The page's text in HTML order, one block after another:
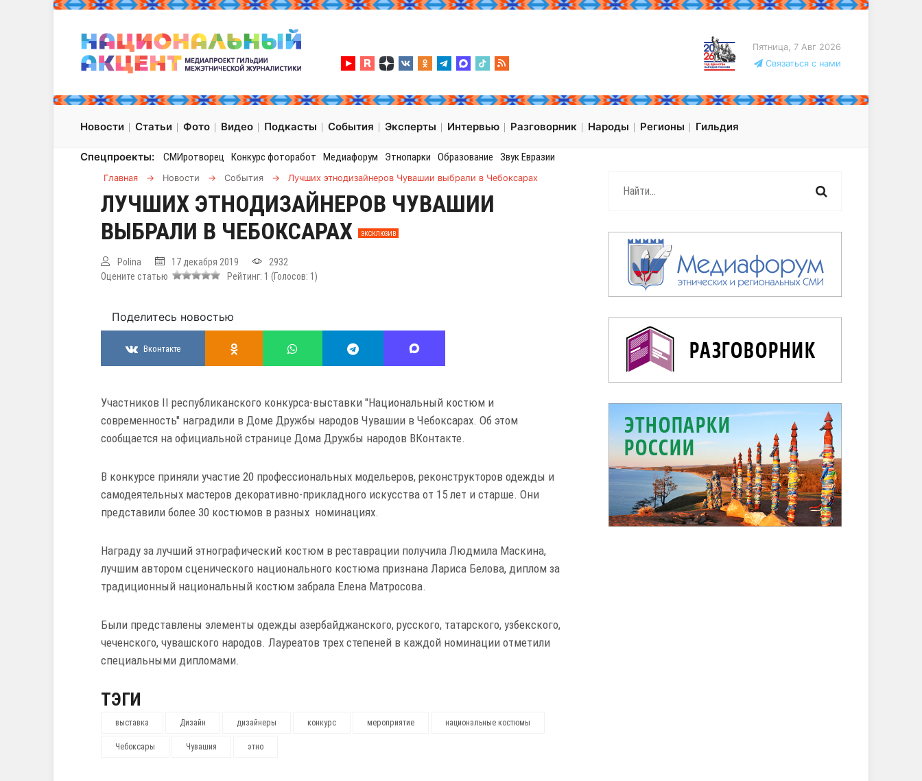
Пятница, 7 Авг 2026
Связаться с нами
Новости Статьи Фото Видео Подкасты События Эксперты Интервью Разговорник Народы Регионы Гильдия
Спецпроекты: СМИротворец Конкурс фоторабот Медиафорум Этнопарки Образование Звук Евразии
Главная → Новости → События → Лучших этнодизайнеров Чувашии выбрали в Чебоксарах
ЛУЧШИХ ЭТНОДИЗАЙНЕРОВ ЧУВАШИИ
ВЫБРАЛИ В ЧЕБОКСАРАХ
ЭКСКЛЮЗИВ
Polina 17 декабря 2019
2932
Оцените статью
Рейтинг: 1 (Голосов: 1 )
Поделитесь новостью
Вконтакте
Участников II республиканского конкурса-выставки "Национальный костюм и
современность" наградили в Доме Дружбы народов Чувашии в Чебоксарах. Об этом
сообщается на официальной странице Дома Дружбы народов ВКонтакте.
В конкурсе приняли участие 20 профессиональных модельеров, реконструкторов одежды и
самодеятельных мастеров декоративно-прикладного искусства от 15 лет и старше. Они
представили более 30 костюмов в разных номинациях.
Награду за лучший этнографический костюм в реставрации получила Людмила Маскина,
лучшим автором сценического национального костюма признана Лариса Белова, диплом за
традиционный национальный костюм забрала Елена Матросова.
Были представлены элементы одежды азербайджанского, русского, татарского, узбекского,
чеченского, чувашского народов. Лауреатов трех степеней в каждой номинации отметили
специальными дипломами.
ТЭГИ
выставка Дизайн дизайнеры конкурс мероприятие национальные костюмы
Чебоксары Чувашия этно